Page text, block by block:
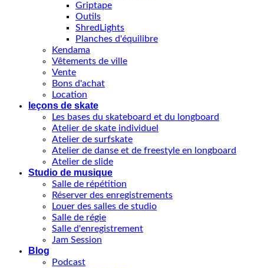
Griptape
Outils
ShredLights
Planches d'équilibre
Kendama
Vêtements de ville
Vente
Bons d'achat
Location
leçons de skate
Les bases du skateboard et du longboard
Atelier de skate individuel
Atelier de surfskate
Atelier de danse et de freestyle en longboard
Atelier de slide
Studio de musique
Salle de répétition
Réserver des enregistrements
Louer des salles de studio
Salle de régie
Salle d'enregistrement
Jam Session
Blog
Podcast